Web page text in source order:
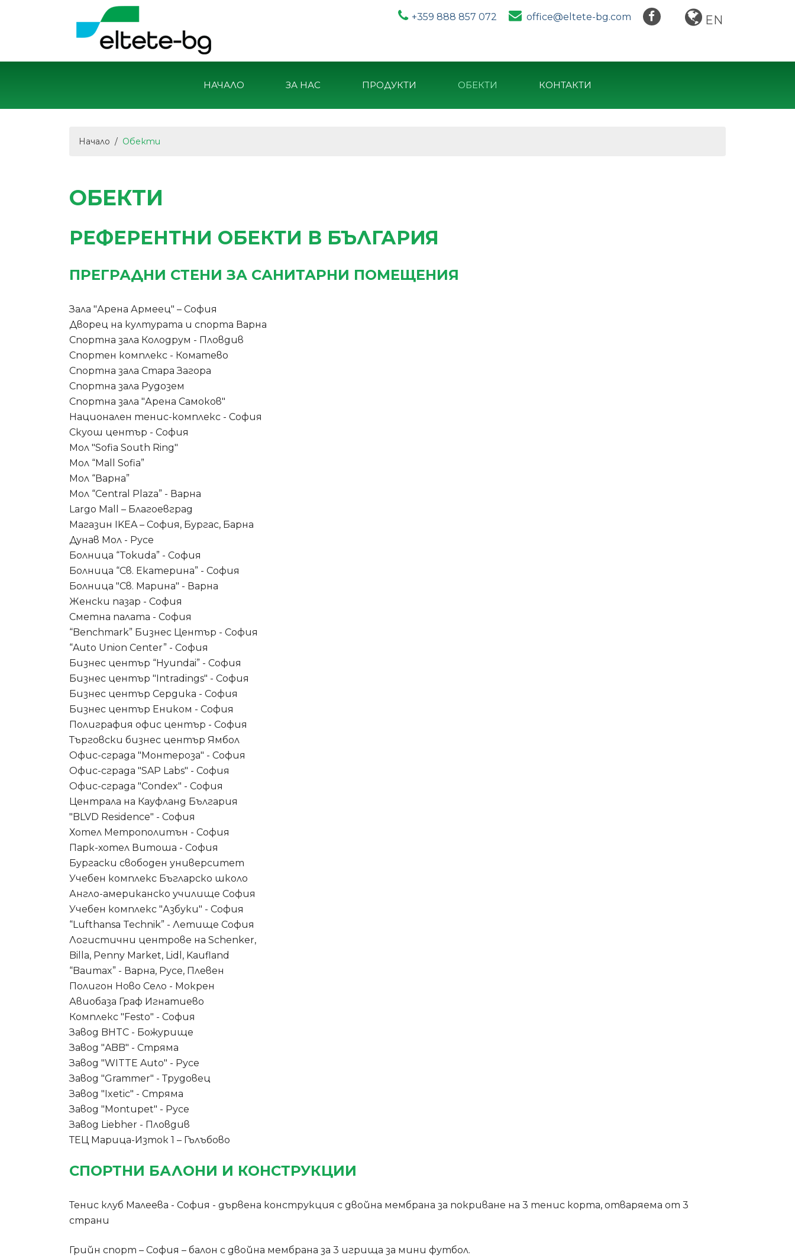
+359 888 857 072 office@eltete-bg.com EN
НАЧАЛО ЗА НАС ПРОДУКТИ ОБЕКТИ КОНТАКТИ
Начало Обекти
ОБЕКТИ
РЕФЕРЕНТНИ ОБЕКТИ В БЪЛГАРИЯ
ПРЕГРАДНИ СТЕНИ ЗА САНИТАРНИ ПОМЕЩЕНИЯ
Зала "Арена Армеец" – София
Дворец на културата и спорта Варна
Спортна зала Колодрум - Пловдив
Спортен комплекс - Коматево
Спортна зала Стара Загора
Спортна зала Рудозем
Спортна зала "Арена Самоков"
Национален тенис-комплекс - София
Скуош център - София
Мол "Sofia South Ring"
Мол “Mall Sofia”
Мол “Варна”
Мол “Central Plaza” - Варна
Largo Mall – Благоевград
Магазин IKEA – София, Бургас, Барна
Дунав Мол - Русе
Болница “Tokuda” - София
Болница “Св. Екатерина” - София
Болница "Св. Марина" - Варна
Женски пазар - София
Сметна палата - София
“Benchmark” Бизнес Център - София
“Auto Union Center” - София
Бизнес център “Hyundai” - София
Бизнес център "Intradings" - София
Бизнес център Сердика - София
Бизнес център Еником - София
Полиграфия офис център - София
Търговски бизнес център Ямбол
Офис-сграда "Монтероза" - София
Офис-сграда "SAP Labs" - София
Офис-сграда "Condex" - София
Централа на Кауфланд България
"BLVD Residence" - София
Хотел Метрополитън - София
Парк-хотел Витоша - София
Бургаски свободен университет
Учебен комплекс Бъгларско школо
Англо-американско училище София
Учебен комплекс "Азбуки" - София
“Lufthansa Technik” - Летище София
Логистични центрове на Schenker,
Billa, Penny Market, Lidl, Kaufland
“Baumax” - Варна, Русе, Плевен
Полигон Ново Село - Мокрен
Авиобаза Граф Игнатиево
Комплекс "Festo" - София
Завод BHTC - Божурище
Завод "ABB" - Стряма
Завод "WITTE Auto" - Русе
Завод "Grammer" - Трудовец
Завод "Ixetic" - Стряма
Завод "Montupet" - Русе
Завод Liebher - Пловдив
ТЕЦ Марица-Изток 1 – Гълъбово
СПОРТНИ БАЛОНИ И КОНСТРУКЦИИ
Тенис клуб Малеева - София - дървена конструкция с двойна мембрана за покриване на 3 тенис корта, отваряема от 3
страни
Грийн спорт – София – балон с двойна мембрана за 3 игрища за мини футбол.